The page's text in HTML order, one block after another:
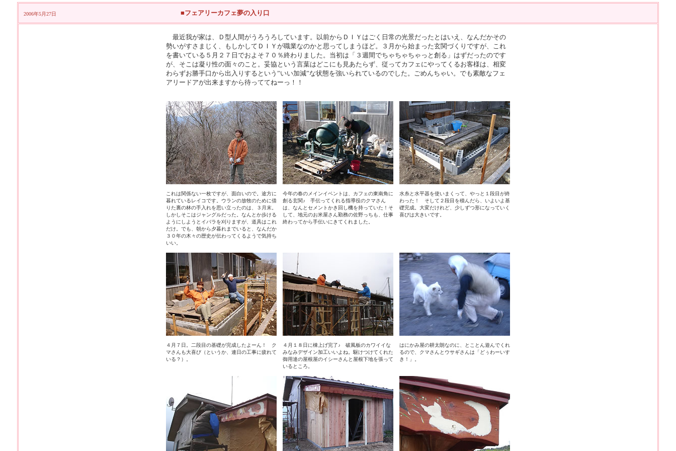
2006年5月27日 ■フェアリーカフェ夢の入り口
最近我が家は、Ｄ型人間がうろうろしています。以前からＤＩＹはごく日常の光景だったとはいえ、なんだかその
勢いがすさまじく、もしかしてＤＩＹが職業なのかと思ってしまうほど。３月から始まった玄関づくりですが、これ
を書いている５月２７日でおよそ７０％終わりました。当初は「３週間でちゃちゃちゃっと創る」はずだったのです
が、そこは凝り性の面々のこと。妥協という言葉はどこにも見あたらず、従ってカフェにやってくるお客様は、相変
わらずお勝手口から出入りするという”いい加減”な状態を強いられているのでした。ごめんちゃい。でも素敵なフェ
アリードアが出来ますから待っててねーっ！！
これは関係ない一枚ですが、面白いので。途方に
暮れているレイコです。ウランの放牧のために借
りた裏の林の手入れを思い立ったのは、３月末。
しかしそこはジャングルだった。なんとか歩ける
ようにしようとイバラを刈りますが、道具はこれ
だけ。でも、朝から夕暮れまでいると、なんだか
３０年の木々の歴史が伝わってくるようで気持ち
いい。
今年の春のメインイベントは、カフェの東南角に
創る玄関♪ 手伝ってくれる指導役のクマさん
は、なんとセメントかき回し機を持っていた！そ
して、地元のお米屋さん勤務の佐野っちも、仕事
終わってから手伝いにきてくれました。
水糸と水平器を使いまくって、やっと１段目が終
わった！ そして２段目を積んだら、いよいよ基
礎完成。大変だけれど、少しずつ形になっていく
喜びは大きいです。
４月７日。二段目の基礎が完成したよーん！ ク
マさんも大喜び（というか、連日の工事に疲れて
いる？）。
４月１８日に棟上げ完了♪ 破風板のカワイイな
みなみデザイン加工いいよね。駆けつけてくれた
御用達の屋根屋のイシーさんと屋根下地を張って
いるところ。
はにかみ屋の耕太朗なのに、とことん遊んでくれ
るので、クマさんとウサギさんは「どぅわーいす
き！」。